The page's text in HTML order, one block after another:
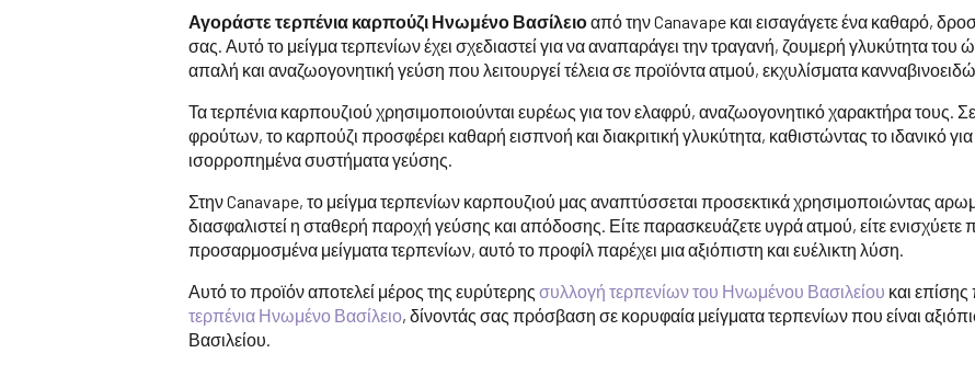
Αγοράστε τερπένια καρπούζι Ηνωμένο Βασίλειοαπό την Canavape και εισαγάγετε ένα καθαρό,
σας. Αυτό το μείγμα τερπενίων έχει σχεδιαστεί για να αναπαράγει την τραγανή, ζουμερή γλυκύτητα
απαλή και αναζωογονητική γεύση που λειτουργεί τέλεια σε προϊόντα ατμού, εκχυλίσματα
Τα τερπένια καρπουζιού χρησιμοποιούνται ευρέως για τον ελαφρύ, αναζωογονητικό χαρακτήρα τους.
φρούτων, το καρπούζι προσφέρει καθαρή εισπνοή και διακριτική γλυκύτητα, καθιστώντας το ιδανικό
ισορροπημένα συστήματα γεύσης.
Στην Canavape, το μείγμα τερπενίων καρπουζιού μας αναπτύσσεται προσεκτικά χρησιμοποιώντας
διασφαλιστεί η σταθερή παροχή γεύσης και απόδοσης. Είτε παρασκευάζετε υγρά ατμού, είτε ενισχύετε
προσαρμοσμένα μείγματα τερπενίων, αυτό το προφίλ παρέχει μια αξιόπιστη και ευέλικτη λύση.
Αυτό το προϊόν αποτελεί μέρος της ευρύτερης συλλογή τερπενίων του Ηνωμένου Βασιλείου και
τερπένια Ηνωμένο Βασίλειο, δίνοντάς σας πρόσβαση σε κορυφαία μείγματα τερπενίων που είναι
Βασιλείου.